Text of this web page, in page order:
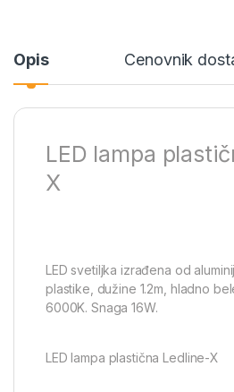
Opis Cenovnik
LED lampa
X
LED svetiljka izrađena od
plastike, dužine 1.2m, hladno
6000K. Snaga 16W.
LED lampa plastična Ledline-X